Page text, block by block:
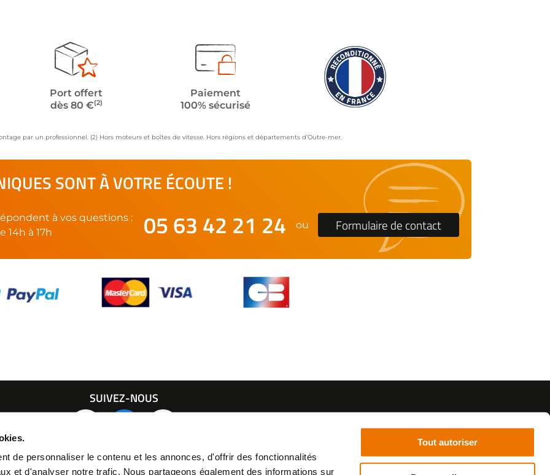
de personnaliser le contenu et les annonces, d'offrir des fonctionnalités
et d'analyser notre trafic. Nous partageons également des informations sur
Tout autoriser
Port offert
dès 80 €(2)
Paiement
100% sécurisé
par un professionnel. (2) Hors moteurs et boîtes de vitesse. Hors régions et départements d’Outre-mer.
SONT À VOTRE ÉCOUTE !
à vos questions :
14h à 17h
05 63 42 21 24 ou Formulaire de contact
24
SUIVEZ-NOUS